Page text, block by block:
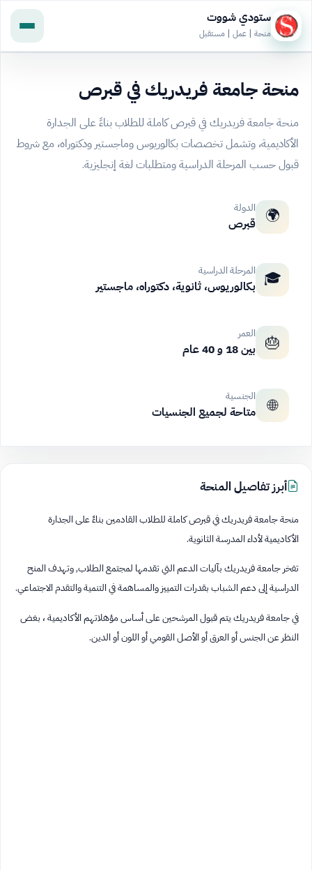
ستودي شووت
منحة | عمل | مستقبل
منحة جامعة فريدريك في قبرص
منحة جامعة فريدريك في قبرص كاملة للطلاب بناءً على الجدارة
الأكاديمية، وتشمل تخصصات بكالوريوس وماجستير ودكتوراه، مع شروط
قبول حسب المرحلة الدراسية ومتطلبات لغة إنجليزية.
🌍 الدولة
قبرص
🎓 المرحلة الدراسية
بكالوريوس، ثانوية، دكتوراه، ماجستير
🎂 العمر
بين 18 و 40 عام
🌐 الجنسية
متاحة لجميع الجنسيات
أبرز تفاصيل المنحة
منحة جامعة فريدريك في قبرص كاملة للطلاب القادمين بناءً على الجدارة
الأكاديمية لأداء المدرسة الثانوية.
تفخر جامعة فريدريك بآليات الدعم التي تقدمها لمجتمع الطلاب, وتهدف المنح
الدراسية إلى دعم الشباب بقدرات التمييز والمساهمة في التنمية والتقدم الاجتماعي.
في جامعة فريدريك يتم قبول المرشحين على أساس مؤهلاتهم الأكاديمية ، بغض
النظر عن الجنس أو العرق أو الأصل القومي أو اللون أو الدين.